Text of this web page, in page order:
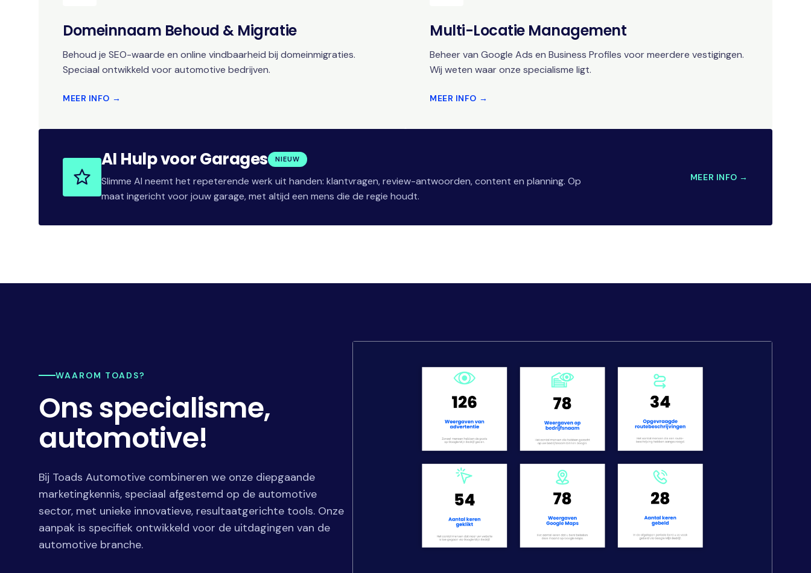
Domeinnaam Behoud & Migratie
Behoud je SEO-waarde en online vindbaarheid bij domeinmigraties.
Speciaal ontwikkeld voor automotive bedrijven.
MEER INFO →
Multi-Locatie Management
Beheer van Google Ads en Business Profiles voor meerdere vestigingen.
Wij weten waar onze specialisme ligt.
MEER INFO →
AI Hulp voor Garages NIEUW
Slimme AI neemt het repeterende werk uit handen: klantvragen, review-antwoorden, content en planning. Op
maat ingericht voor jouw garage, met altijd een mens die de regie houdt.
MEER INFO →
WAAROM TOADS?
Ons specialisme,
automotive!
Bij Toads Automotive combineren we onze diepgaande
marketingkennis, speciaal afgestemd op de automotive
sector, met unieke innovatieve, resultaatgerichte tools. Onze
aanpak is specifiek ontwikkeld voor de uitdagingen van de
automotive branche.